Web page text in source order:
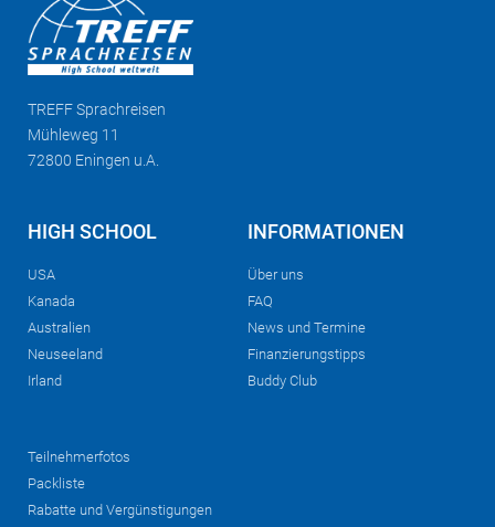
TREFFSprachreisen
Mühleweg 11
72800 Eningen u.A.
HIGH SCHOOL
USA
Kanada
Australien
Neuseeland
Irland
INFORMATIONEN
Über uns
FAQ
News und Termine
Finanzierungstipps
Buddy Club
Teilnehmerfotos
Packliste
Rabatte und Vergünstigungen